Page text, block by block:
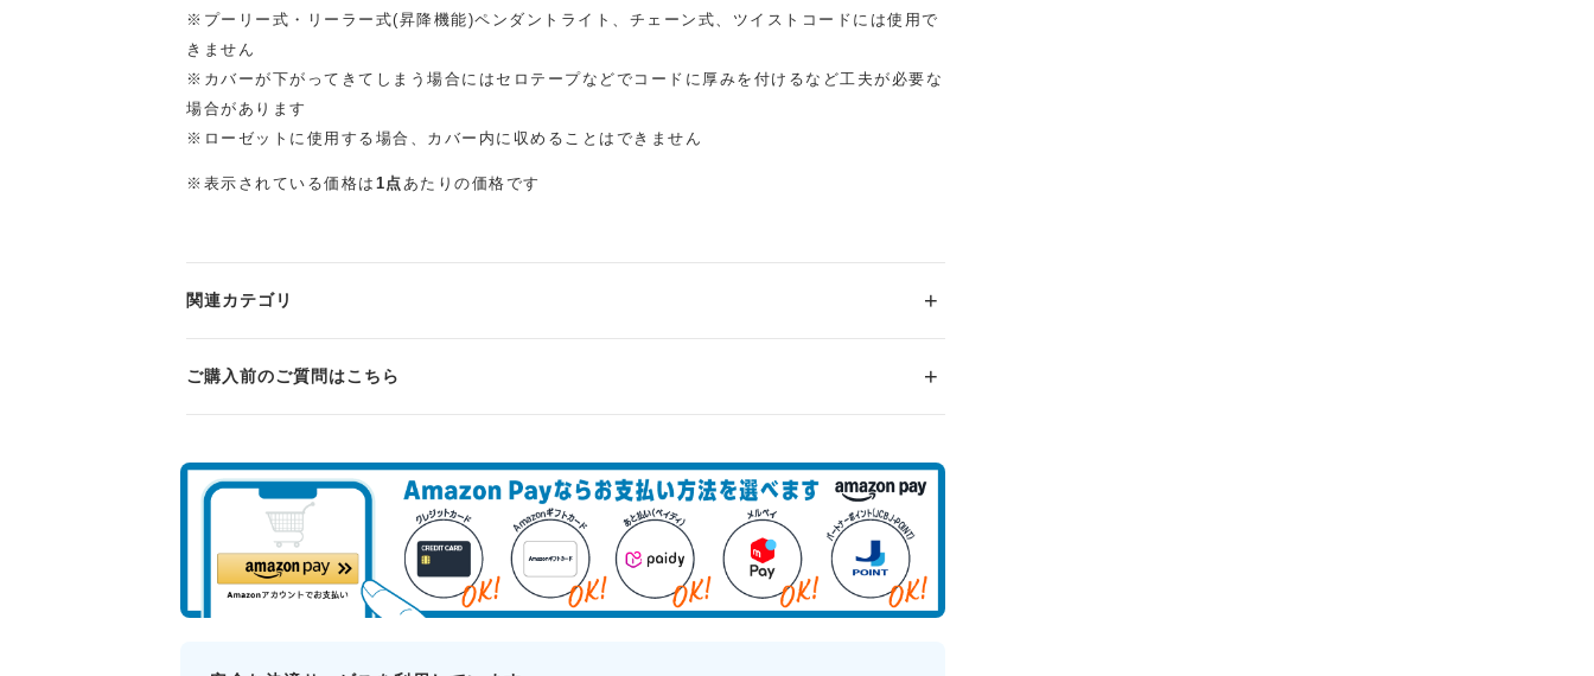
※プーリー式・リーラー式(昇降機能)ペンダントライト、チェーン式、ツイストコードには使用で
きません
※カバーが下がってきてしまう場合にはセロテープなどでコードに厚みを付けるなど工夫が必要な
場合があります
※ローゼットに使用する場合、カバー内に収めることはできません
※表示されている価格は 1点あたりの価格です
関連カテゴリ
ご購入前のご質問はこちら